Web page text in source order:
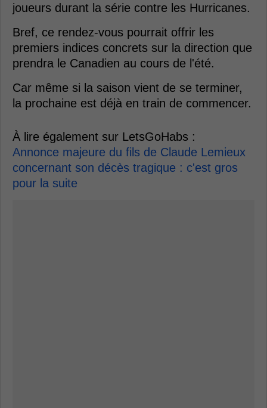
joueurs durant la série contre les Hurricanes.
Bref, ce rendez-vous pourrait offrir les
premiers indices concrets sur la direction que
prendra le Canadien au cours de l'été.
Car même si la saison vient de se terminer,
la prochaine est déjà en train de commencer.
À lire également sur LetsGoHabs :
Annonce majeure du fils de Claude Lemieux
concernant son décès tragique : c'est gros
pour la suite